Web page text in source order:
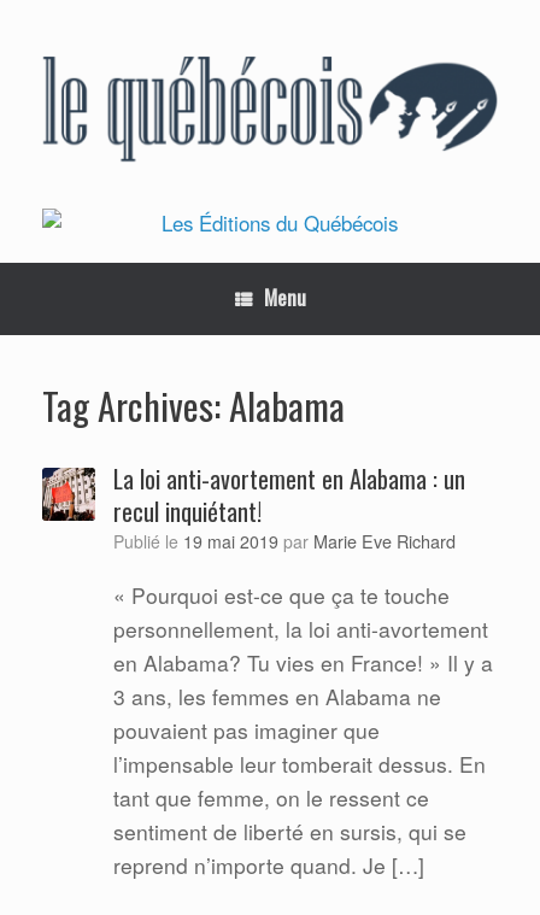
Menu
Tag Archives:Alabama
La loi anti-avortement en Alabama : un
recul inquiétant!
Publié le 19 mai 2019 par Marie Eve Richard
« Pourquoi est-ce que ça te touche
personnellement, la loi anti-avortement
en Alabama? Tu vies en France! » Il y a
3 ans, les femmes en Alabama ne
pouvaient pas imaginer que
l’impensable leur tomberait dessus. En
tant que femme, on le ressent ce
sentiment de liberté en sursis, qui se
reprend n’importe quand. Je […]